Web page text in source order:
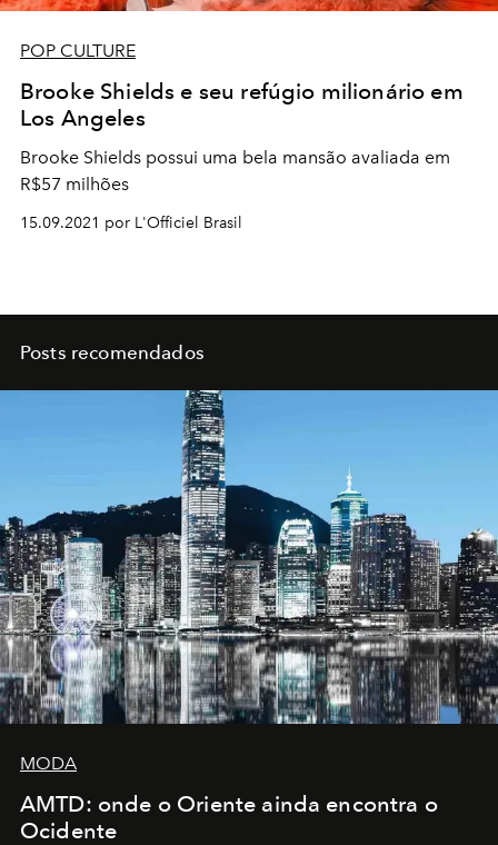
POP CULTURE
Brooke Shields e seu refúgio milionário em
Los Angeles
Brooke Shields possui uma bela mansão avaliada em
R$57 milhões
15.09.2021 por L'Officiel Brasil
Posts recomendados
MODA
AMTD: onde o Oriente ainda encontra o
Ocidente